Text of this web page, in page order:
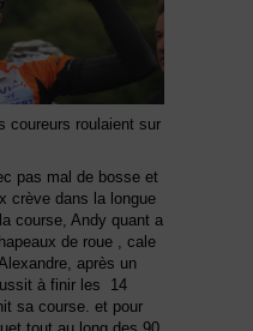
coureurs roulaient sur
pas mal de bosse et
crève dans la longue
course, Andy quant a
de roue , cale
après un
à finir les 14
sa course. et pour